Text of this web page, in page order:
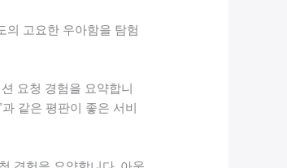
의 고요한 우아함을 탐험
요청 경험을 요약합니
같은 평판이 좋은 서비